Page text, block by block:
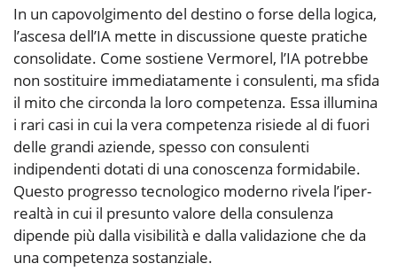
In un capovolgimento del destino o forse della logica,
l’ascesa dell’IA mette in discussione queste pratiche
consolidate. Come sostiene Vermorel, l’IA potrebbe
non sostituire immediatamente i consulenti, ma sfida
il mito che circonda la loro competenza. Essa illumina
i rari casi in cui la vera competenza risiede al di fuori
delle grandi aziende, spesso con consulenti
indipendenti dotati di una conoscenza formidabile.
Questo progresso tecnologico moderno rivela l’iper-
realtà in cui il presunto valore della consulenza
dipende più dalla visibilità e dalla validazione che da
una competenza sostanziale.